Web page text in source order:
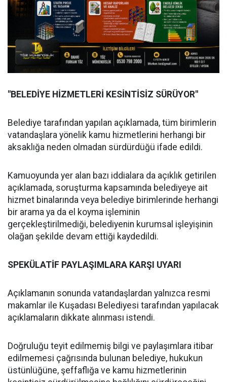
"BELEDİYE HİZMETLERİ KESİNTİSİZ SÜRÜYOR"
Belediye tarafından yapılan açıklamada, tüm birimlerin
vatandaşlara yönelik kamu hizmetlerini herhangi bir
aksaklığa neden olmadan sürdürdüğü ifade edildi.
Kamuoyunda yer alan bazı iddialara da açıklık getirilen
açıklamada, soruşturma kapsamında belediyeye ait
hizmet binalarında veya belediye birimlerinde herhangi
bir arama ya da el koyma işleminin
gerçekleştirilmediği, belediyenin kurumsal işleyişinin
olağan şekilde devam ettiği kaydedildi.
SPEKÜLATİF PAYLAŞIMLARA KARŞI UYARI
Açıklamanın sonunda vatandaşlardan yalnızca resmi
makamlar ile Kuşadası Belediyesi tarafından yapılacak
açıklamaların dikkate alınması istendi.
Doğruluğu teyit edilmemiş bilgi ve paylaşımlara itibar
edilmemesi çağrısında bulunan belediye, hukukun
üstünlüğüne, şeffaflığa ve kamu hizmetlerinin